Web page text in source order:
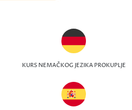
KURS NEMAČKOG JEZIKA PROKUPLJE